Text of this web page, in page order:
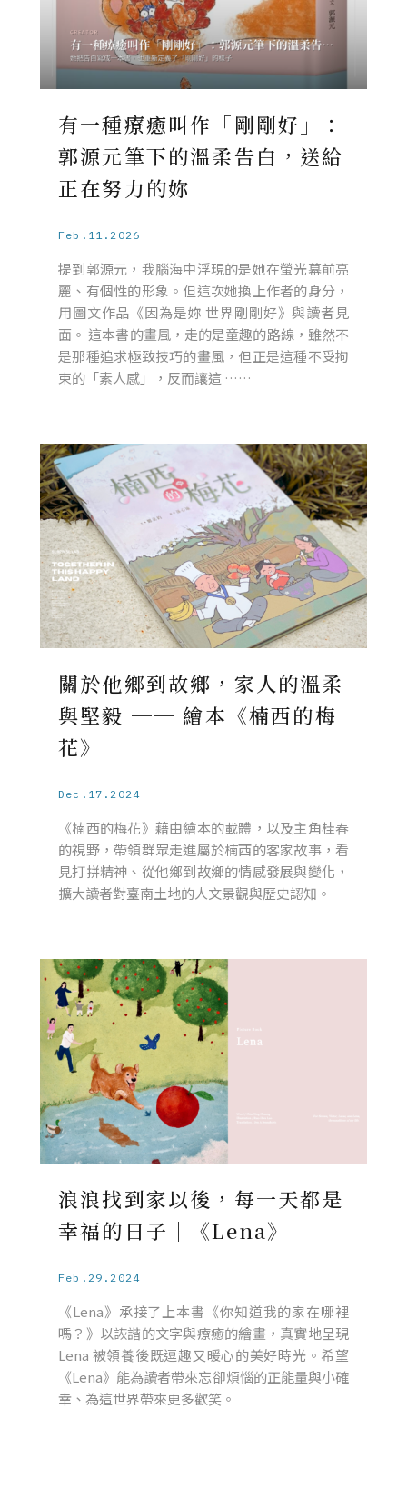
有一種療癒叫作「剛剛好」：
郭源元筆下的溫柔告白，送給
正在努力的妳
Feb.11.2026
提到郭源元，我腦海中浮現的是她在螢光幕前亮
麗、有個性的形象。但這次她換上作者的身分，
用圖文作品《因為是妳 世界剛剛好》與讀者見
面。 這本書的畫風，走的是童趣的路線，雖然不
是那種追求極致技巧的畫風，但正是這種不受拘
束的「素人感」，反而讓這 ……
關於他鄉到故鄉，家人的溫柔
與堅毅 ── 繪本《楠西的梅
花》
Dec.17.2024
《楠西的梅花》藉由繪本的載體，以及主角桂春
的視野，帶領群眾走進屬於楠西的客家故事，看
見打拼精神、從他鄉到故鄉的情感發展與變化，
擴大讀者對臺南土地的人文景觀與歷史認知。
浪浪找到家以後，每一天都是
幸福的日子｜《Lena》
Feb.29.2024
《Lena》承接了上本書《你知道我的家在哪裡
嗎？》以詼諧的文字與療癒的繪畫，真實地呈現
Lena 被領養後既逗趣又暖心的美好時光。希望
《Lena》能為讀者帶來忘卻煩惱的正能量與小確
幸、為這世界帶來更多歡笑。